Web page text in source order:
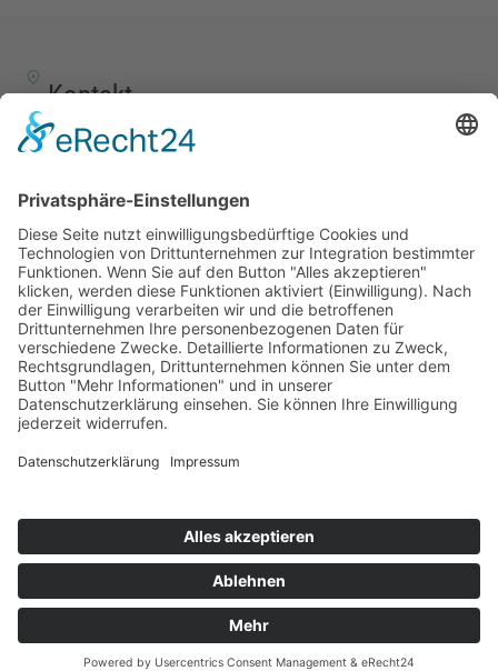
Kontakt
TALENTSCOUT CONSULTING GmbH
57258 Freudenberg
+49 (0) 15117609865
office(at)talentscout.de
Social
© 2026 Talentscout Consulting GmbH
Sitemap
Terminvereinbaren